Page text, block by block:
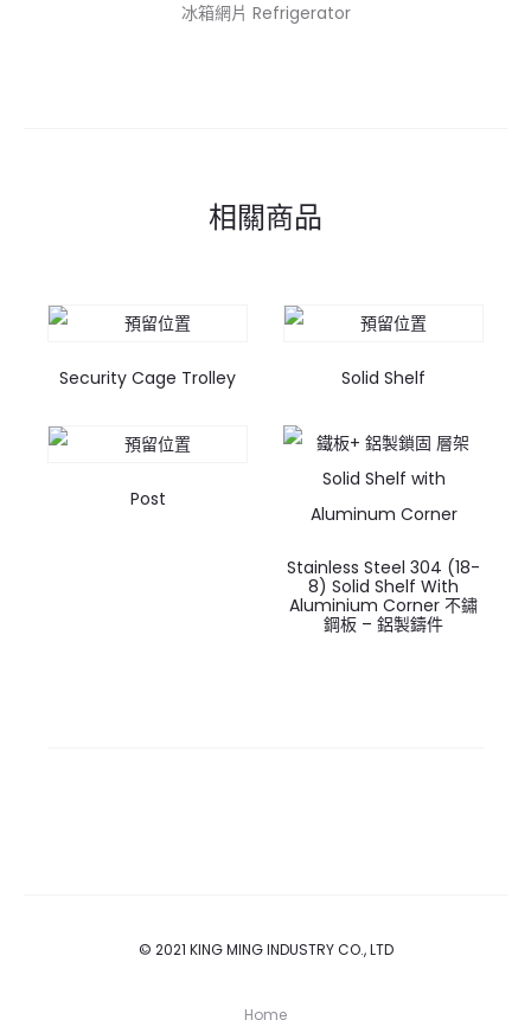
冰箱網片 Refrigerator
相關商品
Security Cage Trolley Solid Shelf
Post
Stainless Steel 304 (18-
8) Solid Shelf With
Aluminium Corner 不鏽
鋼板 – 鋁製鑄件
© 2021 KING MING INDUSTRY CO., LTD
Home